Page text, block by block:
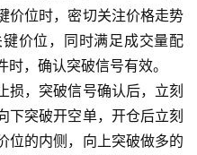
价位时，密切关注价格走势
价位，同时满足成交量配
，确认突破信号有效。
损，突破信号确认后，立刻
下突破开空单，开仓后立刻
位的内侧，向上突破做多的